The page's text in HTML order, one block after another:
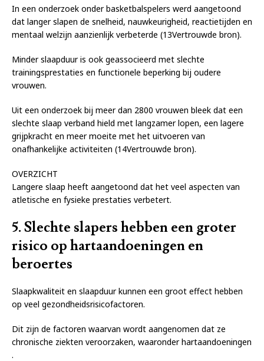
In een onderzoek onder basketbalspelers werd aangetoond
dat langer slapen de snelheid, nauwkeurigheid, reactietijden en
mentaal welzijn aanzienlijk verbeterde (13Vertrouwde bron).
Minder slaapduur is ook geassocieerd met slechte
trainingsprestaties en functionele beperking bij oudere
vrouwen.
Uit een onderzoek bij meer dan 2800 vrouwen bleek dat een
slechte slaap verband hield met langzamer lopen, een lagere
grijpkracht en meer moeite met het uitvoeren van
onafhankelijke activiteiten (14Vertrouwde bron).
OVERZICHT
Langere slaap heeft aangetoond dat het veel aspecten van
atletische en fysieke prestaties verbetert.
5. Slechte slapers hebben een groter
risico op hartaandoeningen en
beroertes
Slaapkwaliteit en slaapduur kunnen een groot effect hebben
op veel gezondheidsrisicofactoren.
Dit zijn de factoren waarvan wordt aangenomen dat ze
chronische ziekten veroorzaken, waaronder hartaandoeningen
.